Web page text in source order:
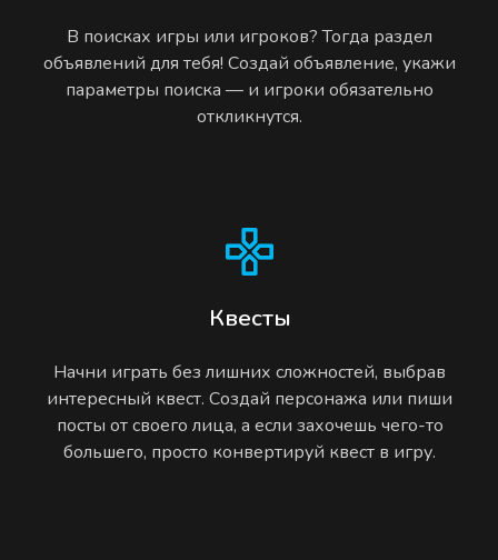
В поисках игры или игроков? Тогда раздел
объявлений для тебя! Создай объявление, укажи
параметры поиска — и игроки обязательно
откликнутся.
Квесты
Начни играть без лишних сложностей, выбрав
интересный квест. Создай персонажа или пиши
посты от своего лица, а если захочешь чего-то
большего, просто конвертируй квест в игру.